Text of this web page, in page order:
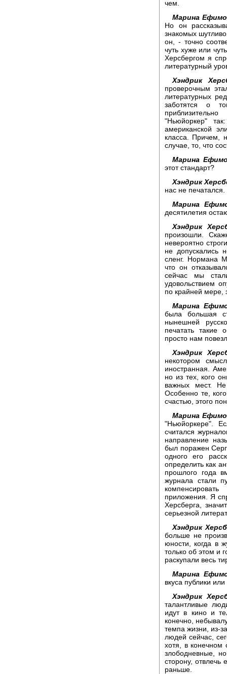
чем.
Марина
Но он
знакомых
он, - точно
чуть хуже или
Херсбергом я
литературный
Хэндрик
проверочным
литературных
заботятся о
"Ньюйоркер"
американской
класса. Причем,
случае, то, что
Марина
этот стандарт?
Хэндрик
нас не
Марина
десятилетия
Хэндрик
произошли.
невероятно
не допускались
сленг. Нормана
что он
сейчас мы
удовольствием
по крайней мере,
Марина
была большая
нынешней
печатать такие
просто нам
Хэндрик
некотором
иностранная.
но из тех, кого
важных мест.
Особенно те,
счастью, этого
Марина
"Ньюйоркере".
считался
направление
был поражен
одного его
определить как
прошлого года
журнала стали
приложения. Я
Херсберга,
серьезной
Хэндрик
больше не
юности, когда в
только об этом и
раскупали весь
Марина
вкуса публики
Хэндрик
талантливые
идут в кино и
конечно,
темпа жизни, из-
людей сейчас,
хотя, в конечном
злободневные,
сторону, отвлечь
раньше.